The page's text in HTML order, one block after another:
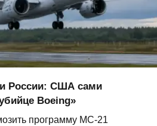
России: США сами
Boeing»
программу МС-21